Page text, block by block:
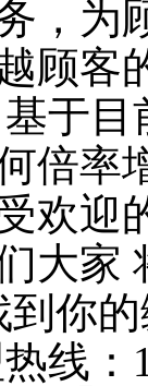
，为
顾客
于
倍率
欢迎
大家
到你
线：